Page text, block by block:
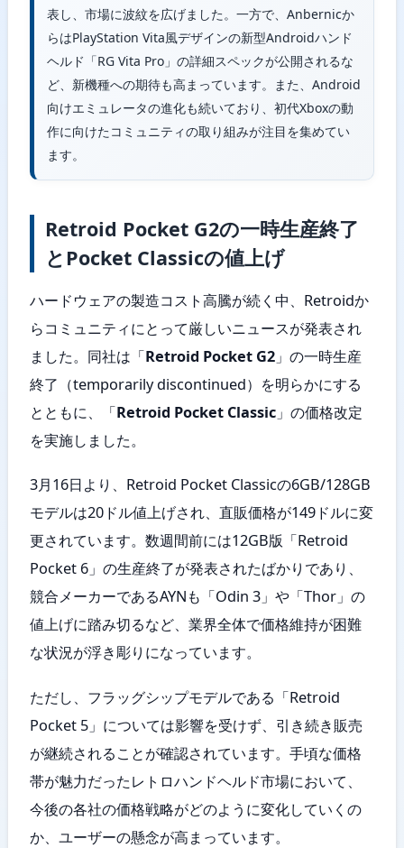
表し、市場に波紋を広げました。一方で、Anbernicか
らはPlayStation Vita風デザインの新型Androidハンド
ヘルド「RG Vita Pro」の詳細スペックが公開されるな
ど、新機種への期待も高まっています。また、Android
向けエミュレータの進化も続いており、初代Xboxの動
作に向けたコミュニティの取り組みが注目を集めてい
ます。
Retroid Pocket G2の一時生産終了
とPocket Classicの値上げ
ハードウェアの製造コスト高騰が続く中、Retroidか
らコミュニティにとって厳しいニュースが発表され
ました。同社は「Retroid Pocket G2 」の一時生産
終了（temporarily discontinued）を明らかにする
とともに、「Retroid Pocket Classic 」の価格改定
を実施しました。
3月16日より、Retroid Pocket Classicの6GB/128GB
モデルは20ドル値上げされ、直販価格が149ドルに変
更されています。数週間前には12GB版「Retroid
Pocket 6」の生産終了が発表されたばかりであり、
競合メーカーであるAYNも「Odin 3」や「Thor」の
値上げに踏み切るなど、業界全体で価格維持が困難
な状況が浮き彫りになっています。
ただし、フラッグシップモデルである「Retroid
Pocket 5」については影響を受けず、引き続き販売
が継続されることが確認されています。手頃な価格
帯が魅力だったレトロハンドヘルド市場において、
今後の各社の価格戦略がどのように変化していくの
か、ユーザーの懸念が高まっています。